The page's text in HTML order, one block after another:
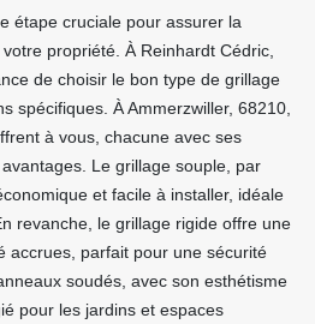
étape cruciale pour assurer la
propriété. À Reinhardt Cédric,
de choisir le bon type de grillage
spécifiques. À Ammerzwiller, 68210,
à vous, chacune avec ses
Le grillage souple, par
et facile à installer, idéale
revanche, le grillage rigide offre une
accrues, parfait pour une sécurité
soudés, avec son esthétisme
pour les jardins et espaces